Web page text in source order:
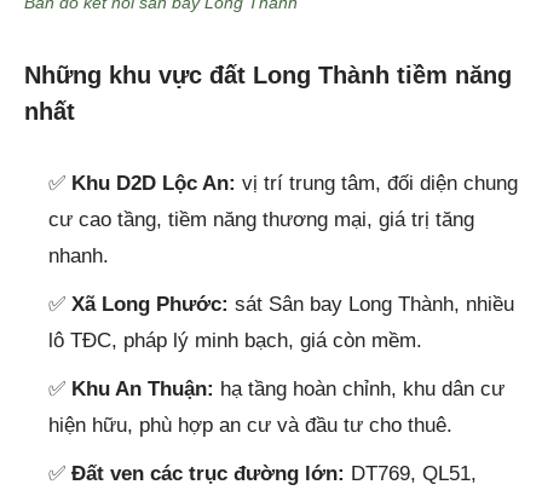
Những khu vực đất Long Thành tiềm năng
nhất
✅ Khu D2D Lộc An: vị trí trung tâm, đối diện chung
cư cao tầng, tiềm năng thương mại, giá trị tăng
nhanh.
✅ Xã Long Phước: sát Sân bay Long Thành, nhiều
lô TĐC, pháp lý minh bạch, giá còn mềm.
✅ Khu An Thuận: hạ tầng hoàn chỉnh, khu dân cư
hiện hữu, phù hợp an cư và đầu tư cho thuê.
✅ Đất ven các trục đường lớn: DT769, QL51,